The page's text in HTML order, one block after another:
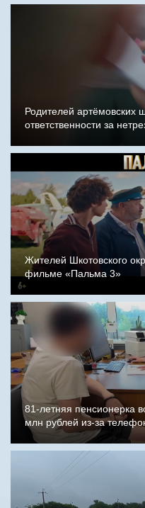
Родителей артёмовских
ответственности за
Жителей Шкотовского
фильме «Пальма 3»
81-летняя пенсионерка
млн рублей из-за